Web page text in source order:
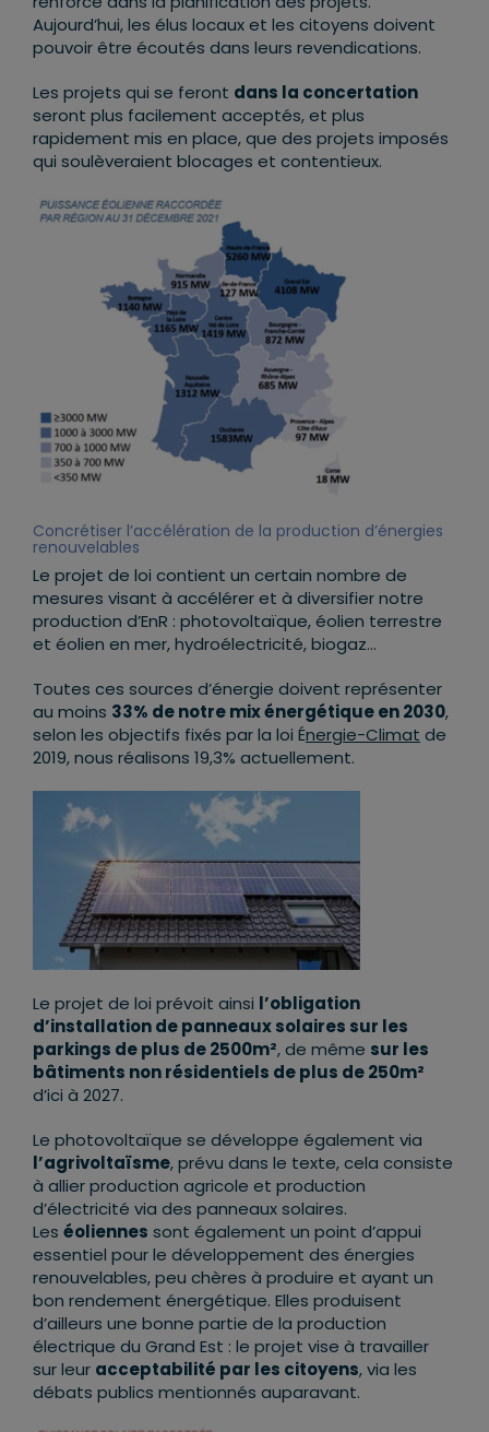
Aujourd’hui, les élus locaux et les citoyens doivent
pouvoir être écoutés dans leurs revendications.
Les projets qui se feront dans la concertation
seront plus facilement acceptés, et plus
rapidement mis en place, que des projets imposés
qui soulèveraient blocages et contentieux.
Concrétiser l’accélération de la production d’énergies
renouvelables
Le projet de loi contient un certain nombre de
mesures visant à accélérer et à diversifier notre
production d’EnR : photovoltaïque, éolien terrestre
et éolien en mer, hydroélectricité, biogaz…
Toutes ces sources d’énergie doivent représenter
au moins 33% de notre mix énergétique en 2030,
selon les objectifs fixés par la loi Énergie-Climat de
2019, nous réalisons 19,3% actuellement.
Le projet de loi prévoit ainsi l’obligation
d’installation de panneaux solaires sur les
parkings de plus de 2500m², de même sur les
bâtiments non résidentiels de plus de 250m²
d’ici à 2027.
Le photovoltaïque se développe également via
l’agrivoltaïsme, prévu dans le texte, cela consiste
à allier production agricole et production
d’électricité via des panneaux solaires.
Les éoliennes sont également un point d’appui
essentiel pour le développement des énergies
renouvelables, peu chères à produire et ayant un
bon rendement énergétique. Elles produisent
d’ailleurs une bonne partie de la production
électrique du Grand Est : le projet vise à travailler
sur leur acceptabilité par les citoyens, via les
débats publics mentionnés auparavant.